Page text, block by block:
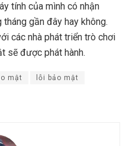
tính của mình có nhận
gần đây hay không.
các nhà phát triển trò chơi
sẽ được phát hành.
mật lỗi bảo mật